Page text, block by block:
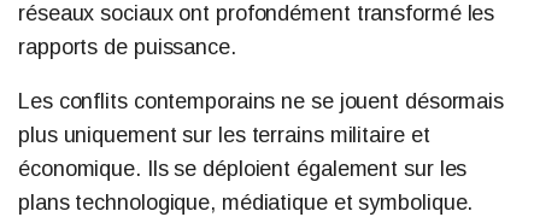
réseaux sociaux ont profondément transformé les
rapports de puissance.
Les conflits contemporains ne se jouent désormais
plus uniquement sur les terrains militaire et
économique. Ils se déploient également sur les
plans technologique, médiatique et symbolique.